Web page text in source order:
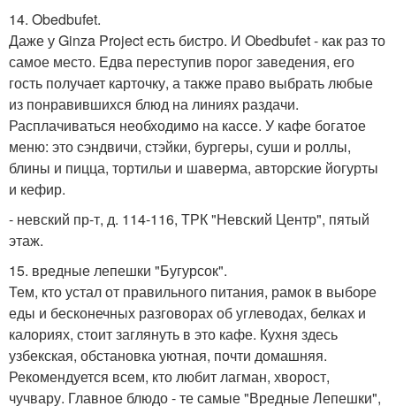
14. Obedbufet.
Даже у Ginza Project есть бистро. И Obedbufet - как раз то
самое место. Едва переступив порог заведения, его
гость получает карточку, а также право выбрать любые
из понравившихся блюд на линиях раздачи.
Расплачиваться необходимо на кассе. У кафе богатое
меню: это сэндвичи, стэйки, бургеры, суши и роллы,
блины и пицца, тортильи и шаверма, авторские йогурты
и кефир.
- невский пр-т, д. 114-116, ТРК "Невский Центр", пятый
этаж.
15. вредные лепешки "Бугурсок".
Тем, кто устал от правильного питания, рамок в выборе
еды и бесконечных разговорах об углеводах, белках и
калориях, стоит заглянуть в это кафе. Кухня здесь
узбекская, обстановка уютная, почти домашняя.
Рекомендуется всем, кто любит лагман, хворост,
чучвару. Главное блюдо - те самые "Вредные Лепешки",